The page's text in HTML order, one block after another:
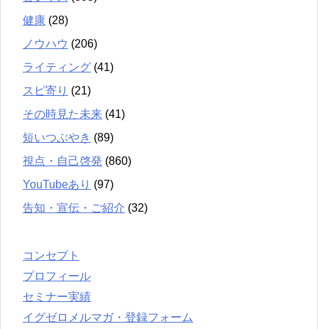
健康 (28)
ノウハウ (206)
ライティング (41)
スピ寄り (21)
その時見た未来 (41)
短いつぶやき (89)
視点・自己啓発 (860)
YouTubeあり (97)
告知・宣伝・ご紹介 (32)
コンセプト
プロフィール
セミナー実績
イグゼロメルマガ・登録フォーム